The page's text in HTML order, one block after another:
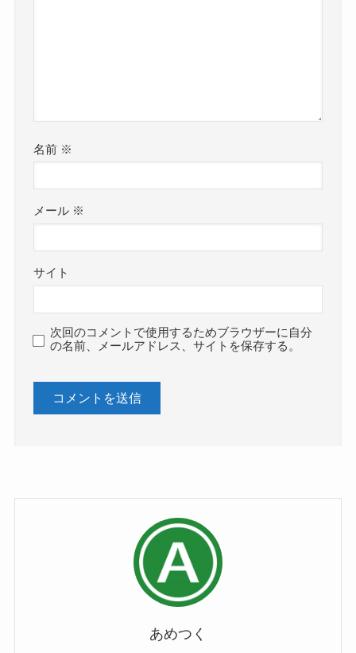
名前 ※
メール ※
サイト
次回のコメントで使用するためブラウザーに自分
の名前、メールアドレス、サイトを保存する。
あめつく